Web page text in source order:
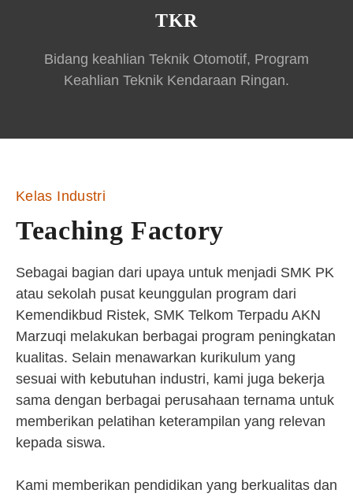
TKR
Bidang keahlian Teknik Otomotif, Program
Keahlian Teknik Kendaraan Ringan.
Kelas Industri
Teaching Factory
Sebagai bagian dari upaya untuk menjadi SMK PK
atau sekolah pusat keunggulan program dari
Kemendikbud Ristek, SMK Telkom Terpadu AKN
Marzuqi melakukan berbagai program peningkatan
kualitas. Selain menawarkan kurikulum yang
sesuai with kebutuhan industri, kami juga bekerja
sama dengan berbagai perusahaan ternama untuk
memberikan pelatihan keterampilan yang relevan
kepada siswa.
Kami memberikan pendidikan yang berkualitas dan